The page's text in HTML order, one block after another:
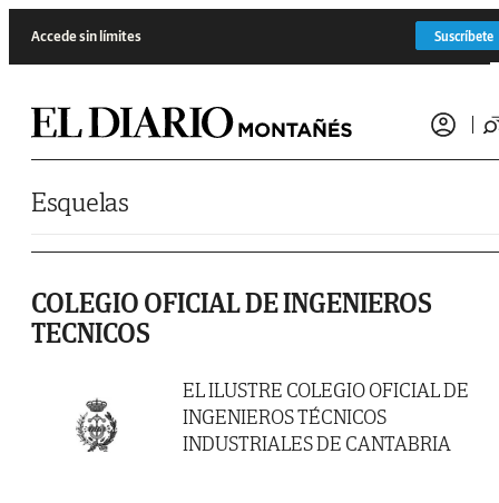
Accede sin límites Suscríbete
Esquelas
COLEGIO OFICIAL DE INGENIEROS
TECNICOS
EL ILUSTRE COLEGIO OFICIAL DE
INGENIEROS TÉCNICOS
INDUSTRIALES DE CANTABRIA